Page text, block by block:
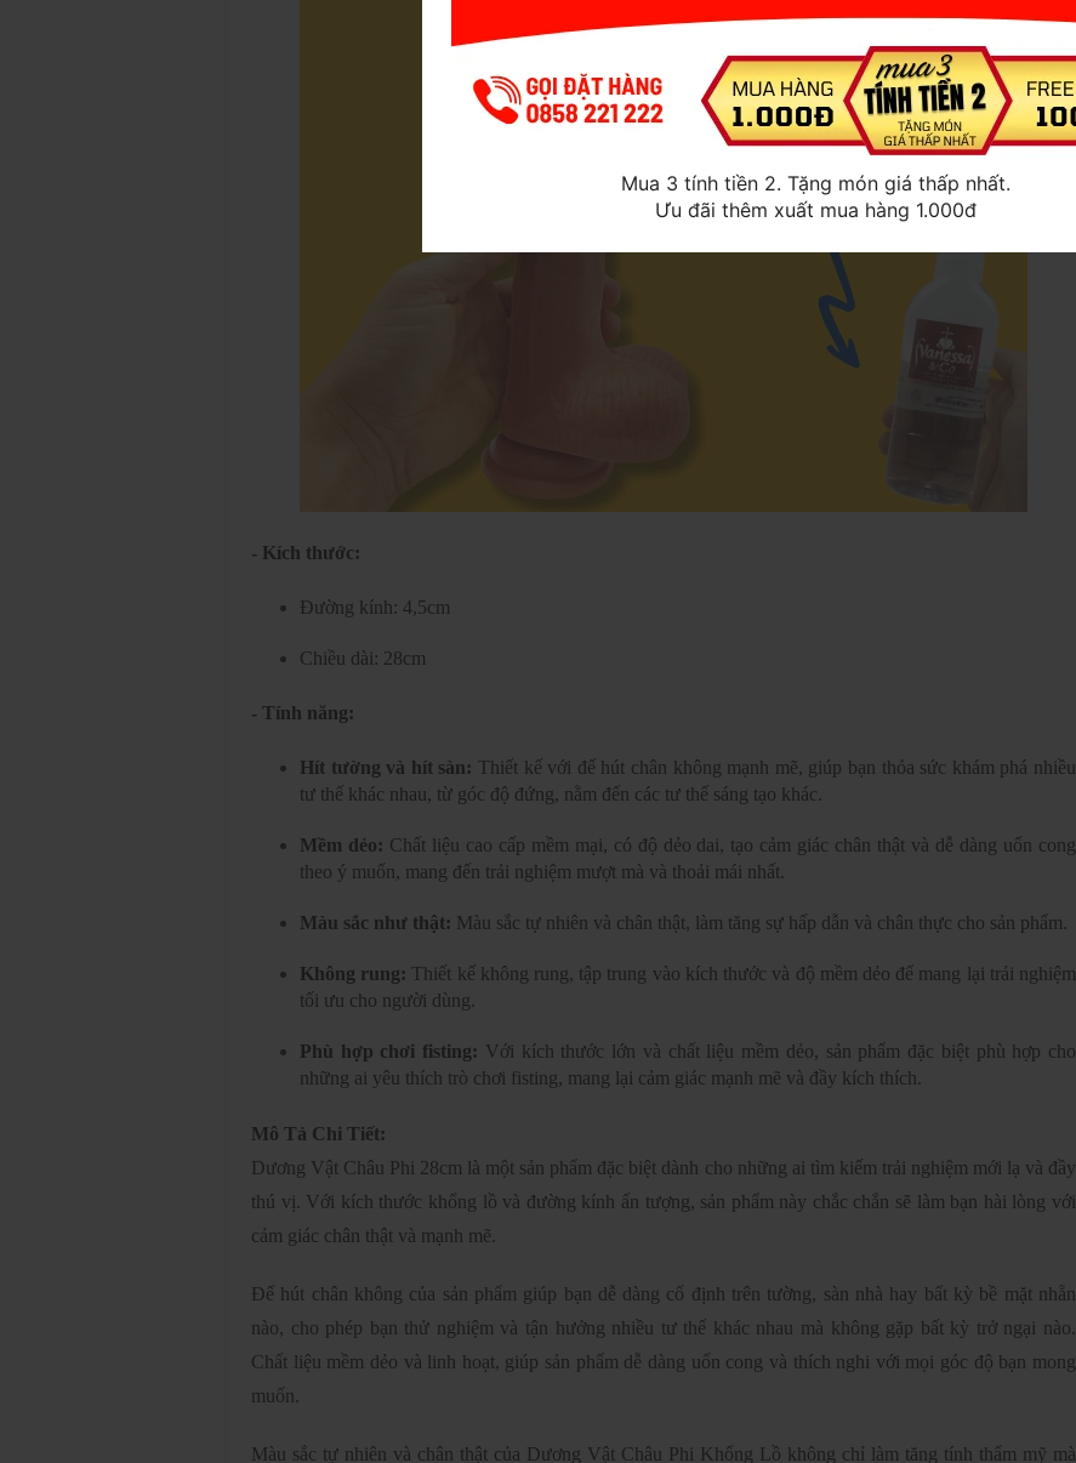
- Kích thước:
Đường kính: 4,5cm
Chiều dài: 28cm
- Tính năng:
Hít tường và hít sàn: Thiết kế với đế hút chân không mạnh mẽ, giúp bạn thỏa sức khám phá nhiều
tư thế khác nhau, từ góc độ đứng, nằm đến các tư thế sáng tạo khác.
Mềm dẻo: Chất liệu cao cấp mềm mại, có độ dẻo dai, tạo cảm giác chân thật và dễ dàng uốn cong
theo ý muốn, mang đến trải nghiệm mượt mà và thoải mái nhất.
Màu sắc như thật: Màu sắc tự nhiên và chân thật, làm tăng sự hấp dẫn và chân thực cho sản phẩm.
Không rung: Thiết kế không rung, tập trung vào kích thước và độ mềm dẻo để mang lại trải nghiệm
tối ưu cho người dùng.
Phù hợp chơi fisting: Với kích thước lớn và chất liệu mềm dẻo, sản phẩm đặc biệt phù hợp cho
những ai yêu thích trò chơi fisting, mang lại cảm giác mạnh mẽ và đầy kích thích.
Mô Tả Chi Tiết:
Dương Vật Châu Phi 28cm là một sản phẩm đặc biệt dành cho những ai tìm kiếm trải nghiệm mới lạ và đầy
thú vị. Với kích thước khổng lồ và đường kính ấn tượng, sản phẩm này chắc chắn sẽ làm bạn hài lòng với
cảm giác chân thật và mạnh mẽ.
Đế hút chân không của sản phẩm giúp bạn dễ dàng cố định trên tường, sàn nhà hay bất kỳ bề mặt nhẵn
nào, cho phép bạn thử nghiệm và tận hưởng nhiều tư thế khác nhau mà không gặp bất kỳ trở ngại nào.
Chất liệu mềm dẻo và linh hoạt, giúp sản phẩm dễ dàng uốn cong và thích nghi với mọi góc độ bạn mong
muốn.
Màu sắc tự nhiên và chân thật của Dương Vật Châu Phi Khổng Lồ không chỉ làm tăng tính thẩm mỹ mà
Mua 3 tính tiền 2. Tặng món giá thấp nhất.
Ưu đãi thêm xuất mua hàng 1.000đ